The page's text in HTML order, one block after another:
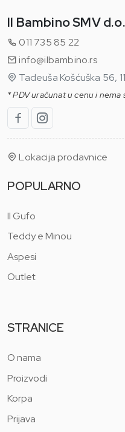
Il Bambino SMV
011 735 85 22
info@ilbambino.rs
Tadeuša Košćuška 56,
* PDV uračunat u cenu i nema
Lokacija prodavnice
POPULARNO
Il Gufo
Teddy e Minou
Aspesi
Outlet
STRANICE
O nama
Proizvodi
Korpa
Prijava